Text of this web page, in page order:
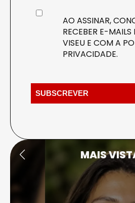
AO ASSINAR,
RECEBER E-
VISEU E COM A
PRIVACIDADE.
MAIS